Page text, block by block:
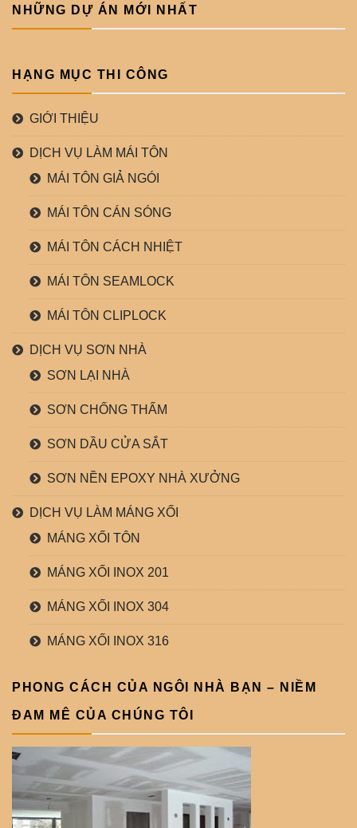
NHỮNG DỰ ÁN MỚI NHẤT
HẠNG MỤC THI CÔNG
GIỚI THIỆU
DỊCH VỤ LÀM MÁI TÔN
MÁI TÔN GIẢ NGÓI
MÁI TÔN CÁN SÓNG
MÁI TÔN CÁCH NHIỆT
MÁI TÔN SEAMLOCK
MÁI TÔN CLIPLOCK
DỊCH VỤ SƠN NHÀ
SƠN LẠI NHÀ
SƠN CHỐNG THẤM
SƠN DẦU CỬA SẮT
SƠN NỀN EPOXY NHÀ XƯỞNG
DỊCH VỤ LÀM MÁNG XỐI
MÁNG XỐI TÔN
MÁNG XỐI INOX 201
MÁNG XỐI INOX 304
MÁNG XỐI INOX 316
PHONG CÁCH CỦA NGÔI NHÀ BẠN – NIỀM
ĐAM MÊ CỦA CHÚNG TÔI